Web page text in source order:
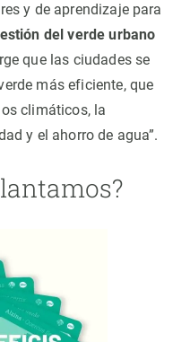
y de aprendizaje para
del verde urbano
que las ciudades se
más eficiente, que
climáticos, la
y el ahorro de agua”.